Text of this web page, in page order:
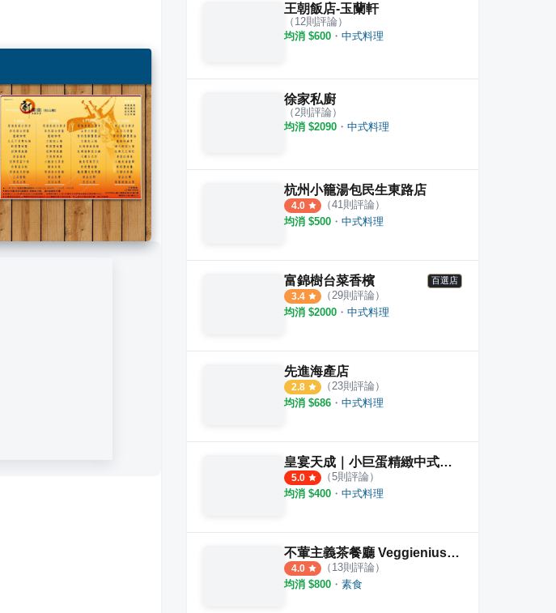
王朝飯店-玉蘭軒
（ 12則評論）
均消 $600 ・ 中式料理
徐家私廚
（ 2則評論）
均消 $2090 ・ 中式料理
杭州小籠湯包民生東路店
4.0 （41則評論）
均消 $500 ・ 中式料理
富錦樹台菜香檳 百選店
3.4 （29則評論）
均消 $2000 ・ 中式料理
先進海產店
2.8 （23則評論）
均消 $686 ・ 中式料理
皇宴天成｜小巨蛋精緻中式料理
5.0 （5則評論）
均消 $400 ・ 中式料理
不葷主義茶餐廳 Veggienius 台北店
4.0 （ 13則評論）
均消 $800 ・ 素食